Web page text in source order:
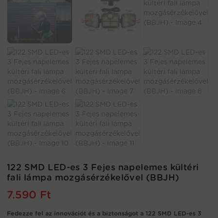
122 SMD LED-es 3 Fejes napelemes kültéri
fali lámpa mozgásérzékelővel (BBJH)
7.590 Ft
Fedezze fel az innovációt és a biztonságot a 122 SMD LED-es 3